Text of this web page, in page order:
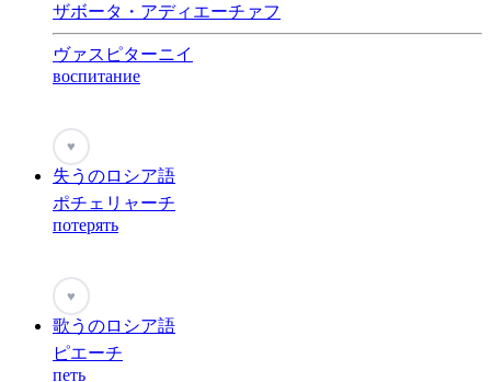
ザボータ・アディエーチァフ
ヴァスピターニイ
воспитание
♥
失うのロシア語
ポチェリャーチ
потерять
♥
歌うのロシア語
ピエーチ
петь